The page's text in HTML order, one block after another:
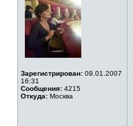
Зарегистрирован: 09.01.2007
16:31
Сообщения: 4215
Откуда: Москва